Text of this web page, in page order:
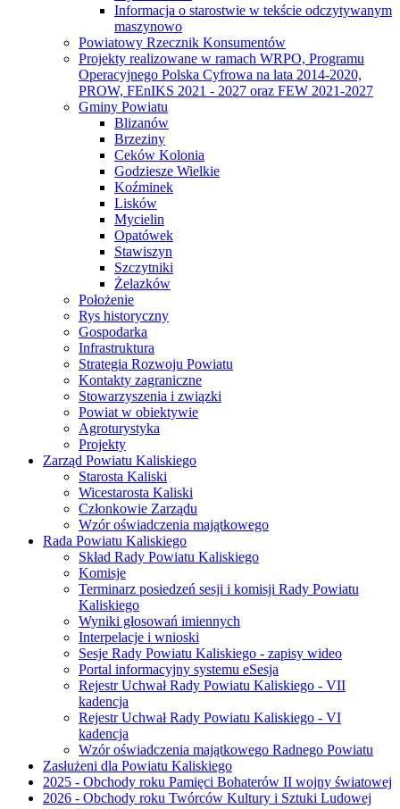
Informacja o starostwie w tekście odczytywanym
maszynowo
Powiatowy Rzecznik Konsumentów
Projekty realizowane w ramach WRPO, Programu
Operacyjnego Polska Cyfrowa na lata 2014-2020,
PROW, FEnIKS 2021 - 2027 oraz FEW 2021-2027
Gminy Powiatu
Blizanów
Brzeziny
Ceków Kolonia
Godziesze Wielkie
Koźminek
Lisków
Mycielin
Opatówek
Stawiszyn
Szczytniki
Żelazków
Położenie
Rys historyczny
Gospodarka
Infrastruktura
Strategia Rozwoju Powiatu
Kontakty zagraniczne
Stowarzyszenia i związki
Powiat w obiektywie
Agroturystyka
Projekty
Zarząd Powiatu Kaliskiego
Starosta Kaliski
Wicestarosta Kaliski
Członkowie Zarządu
Wzór oświadczenia majątkowego
Rada Powiatu Kaliskiego
Skład Rady Powiatu Kaliskiego
Komisje
Terminarz posiedzeń sesji i komisji Rady Powiatu
Kaliskiego
Wyniki głosowań imiennych
Interpelacje i wnioski
Sesje Rady Powiatu Kaliskiego - zapisy wideo
Portal informacyjny systemu eSesja
Rejestr Uchwał Rady Powiatu Kaliskiego - VII
kadencja
Rejestr Uchwał Rady Powiatu Kaliskiego - VI
kadencja
Wzór oświadczenia majątkowego Radnego Powiatu
Zasłużeni dla Powiatu Kaliskiego
2025 - Obchody roku Pamięci Bohaterów II wojny światowej
2026 - Obchody roku Twórców Kultury i Sztuki Ludowej